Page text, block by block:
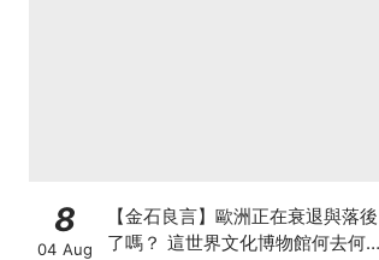
8
04 Aug
【金石良言】歐洲正在衰退與落後
了嗎？ 這世界文化博物館何去何